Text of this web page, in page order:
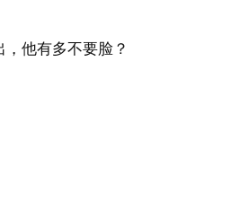
，他有多不要脸？